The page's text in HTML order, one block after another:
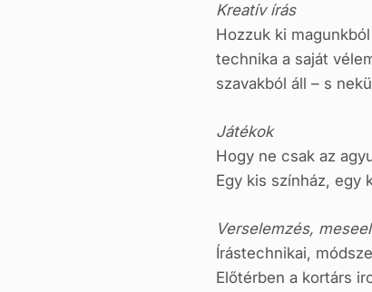
Kreatív írás
Hozzuk ki
technika a saját
szavakból áll – s
Játékok
Hogy ne csak az
Egy kis színház, egy
Verselemzés,
Írástechnikai,
Előtérben a kortárs